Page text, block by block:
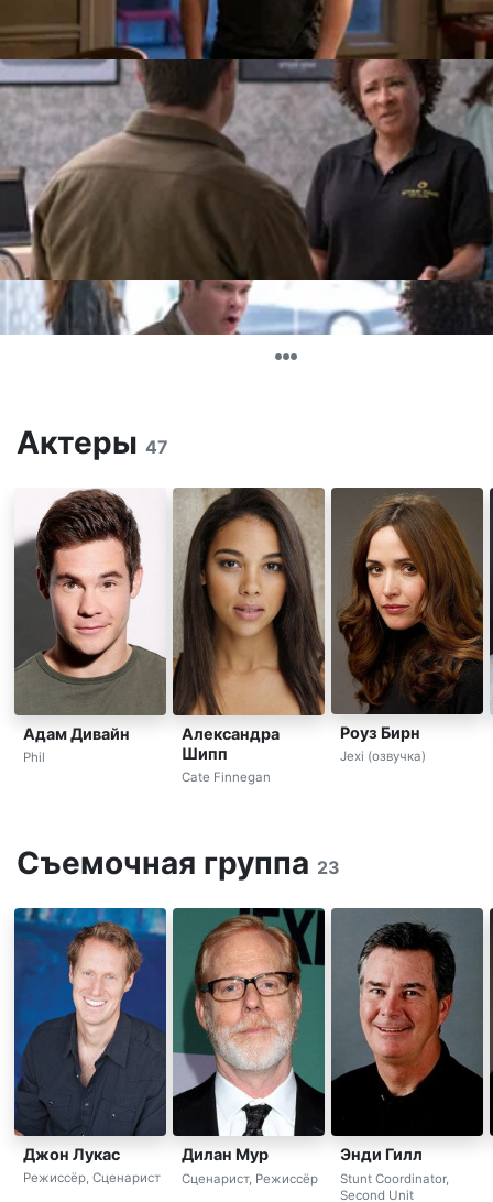
Актеры 47
Адам Дивайн
Phil
Александра
Шипп
Cate Finnegan
Роуз Бирн
Jexi (озвучка)
Съемочная группа 23
Джон Лукас
Режиссёр, Сценарист
Дилан Мур
Сценарист, Режиссёр
Энди Гилл
Stunt Coordinator,
Second Unit